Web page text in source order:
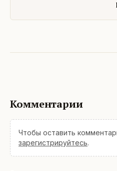
Комментарии
Чтобы оставить
зарегистрируйтесь.